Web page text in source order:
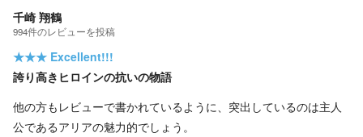
千崎 翔鶴
994件のレビューを投稿
★★★ Excellent!!!
誇り高きヒロインの抗いの物語
他の方もレビューで書かれているように、突出しているのは主人
公であるアリアの魅力的でしょう。